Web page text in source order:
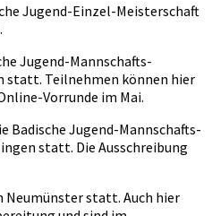
Jugend-Einzel-Meisterschaft
Jugend-Mannschafts-
statt. Teilnehmen können hier
Vorrunde im Mai.
Badische Jugend-Mannschafts-
statt. Die Ausschreibung
Neumünster statt. Auch hier